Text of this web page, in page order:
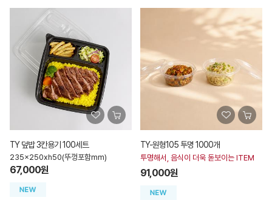
TY 덮밥 3칸용기 100세트
235x250xh50(뚜껑포함mm)
67,000원
TY-원형105 투명 1000개
투명해서, 음식이 더욱 돋보이는 ITEM
91,000원